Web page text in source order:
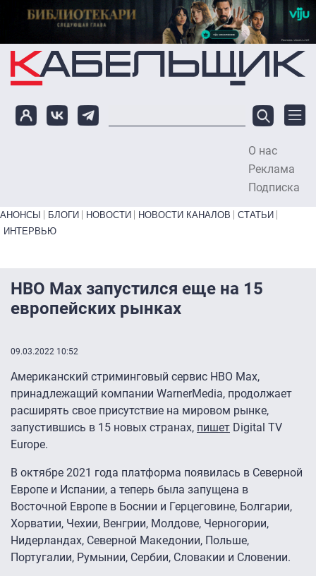
Перейти к основному содержанию
О нас
Реклама
Подписка
Primary links bottom
АНОНСЫ БЛОГИ НОВОСТИ НОВОСТИ КАНАЛОВ
СТАТЬИ
ИНТЕРВЬЮ
HBO Max запустился еще на 15
европейских рынках
09.03.2022 10:52
Американский стриминговый сервис HBO Max,
принадлежащий компании WarnerMedia, продолжает
расширять свое присутствие на мировом рынке,
запустившись в 15 новых странах, пишет Digital TV
Europe.
В октябре 2021 года платформа появилась в Северной
Европе и Испании, а теперь была запущена в
Восточной Европе в Боснии и Герцеговине, Болгарии,
Хорватии, Чехии, Венгрии, Молдове, Черногории,
Нидерландах, Северной Македонии, Польше,
Португалии, Румынии, Сербии, Словакии и Словении.